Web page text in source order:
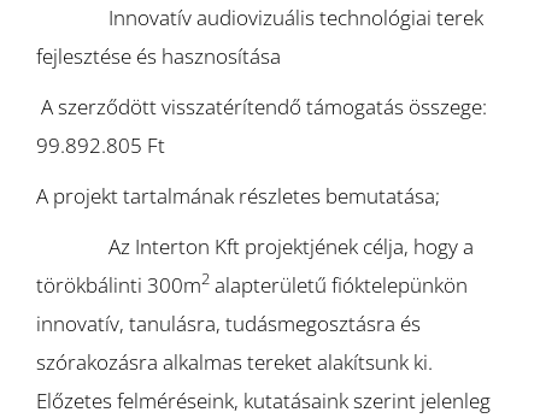
Innovatív audiovizuális technológiai terek
fejlesztése és hasznosítása
A szerződött visszatérítendő támogatás összege:
99.892.805 Ft
A projekt tartalmának részletes bemutatása;
Az Interton Kft projektjének célja, hogy a
törökbálinti 300m2 alapterületű fióktelepünkön
innovatív, tanulásra, tudásmegosztásra és
szórakozásra alkalmas tereket alakítsunk ki.
Előzetes felméréseink, kutatásaink szerint jelenleg